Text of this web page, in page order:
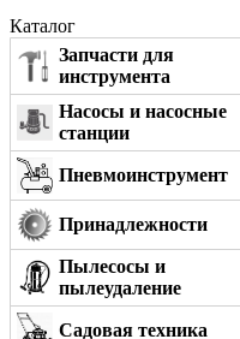
Каталог
Запчасти для
инструмента
Насосы и насосные
станции
Пневмоинструмент
Принадлежности
Пылесосы и
пылеудаление
Садовая техника